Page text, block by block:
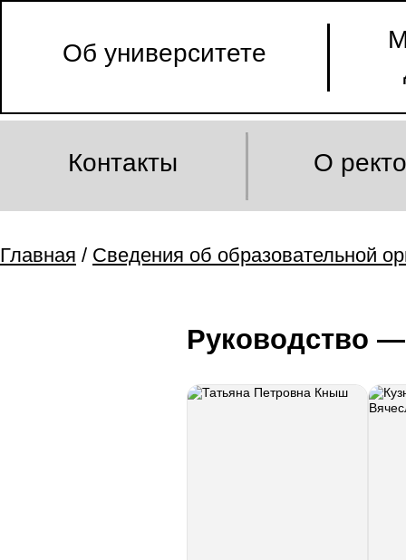
Об университете
Контакты О
Главная / Сведения об образовательной
Руководство